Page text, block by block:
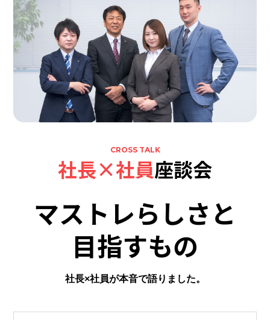
CROSS TALK
社長×社員座談会
マストレらしさと
目指すもの
社⻑×社員が本⾳で語りました。